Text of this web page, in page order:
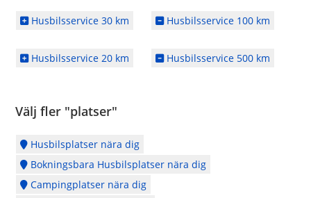
Husbilsservice 30 km Husbilsservice 100 km
Husbilsservice 20 km Husbilsservice 500 km
Välj fler "platser"
Husbilsplatser nära dig
Bokningsbara Husbilsplatser nära dig
Campingplatser nära dig